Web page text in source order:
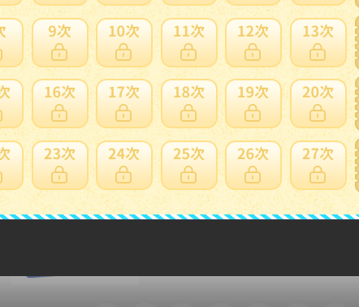
障
貨全額理賠
全額處理
全額理賠
訊及費用
支付方式
FPS 轉數快 / Tap & Go 拍住賞 - FPS
銀行過數
Payme
自取點現金儲值
Alipay HK
信用卡